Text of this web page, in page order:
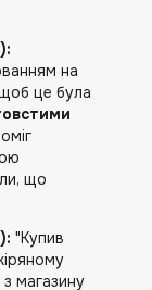
на
це була
що
"Купив
магазину